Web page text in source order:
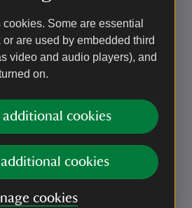
Some are essential
are used by embedded third
video and audio players), and
on.
additional cookies
additional cookies
cookies
y dylunio a’r gwelliannau a
Gwyddonol arbennig yn
ymestyn i’r nodweddion, y
a welir yma, gan
natur.”
wych o natur a phobl yn
dangos beth y gellir ei gyflawni
dod ynghyd i greu newid.”
yn rhad ac am ddim i unrhyw un
ac ar gael i grwpiau ei
o gwnsela i tai chi, teithiau